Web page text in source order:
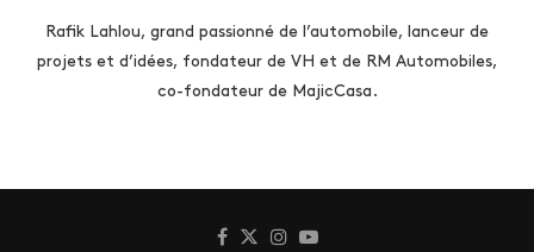
Rafik Lahlou, grand passionné de l’automobile, lanceur de
projets et d’idées, fondateur de VH et de RM Automobiles,
co-fondateur de MajicCasa.